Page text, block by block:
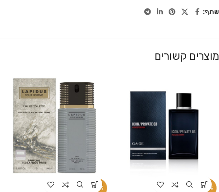
שתף:
מוצרים קשורים
-34%
-34%